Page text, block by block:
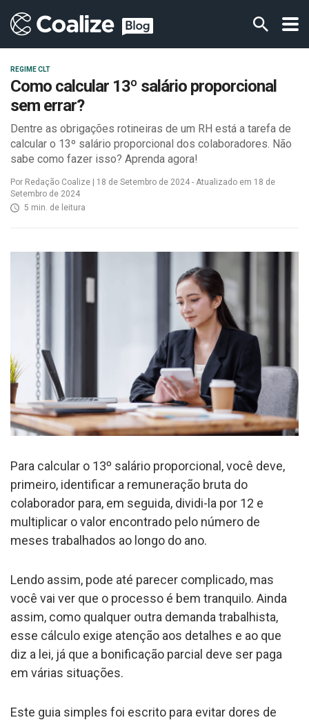
REGIME CLT
Como calcular 13º salário proporcional
sem errar?
Dentre as obrigações rotineiras de um RH está a tarefa de
calcular o 13º salário proporcional dos colaboradores. Não
sabe como fazer isso? Aprenda agora!
Por Redação Coalize | 18 de Setembro de 2024 - Atualizado em 18 de
Setembro de 2024
5 min. de leitura
Para calcular o 13º salário proporcional, você deve,
primeiro, identificar a remuneração bruta do
colaborador para, em seguida, dividi-la por 12 e
multiplicar o valor encontrado pelo número de
meses trabalhados ao longo do ano.
Lendo assim, pode até parecer complicado, mas
você vai ver que o processo é bem tranquilo. Ainda
assim, como qualquer outra demanda trabalhista,
esse cálculo exige atenção aos detalhes e ao que
diz a lei, já que a bonificação parcial deve ser paga
em várias situações.
Este guia simples foi escrito para evitar dores de